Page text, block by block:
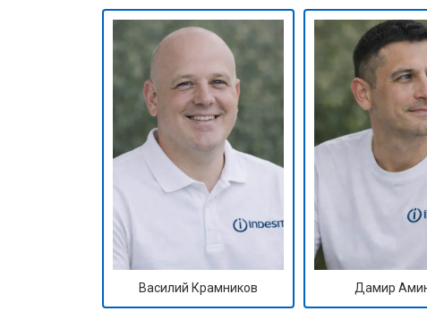
Ремонт/замена датчика температуры
Замена замка
Ремонт электропроводки
Замена шнура питания
Корпусный ремонт (замена резинок,
Василий Крамников Дамир